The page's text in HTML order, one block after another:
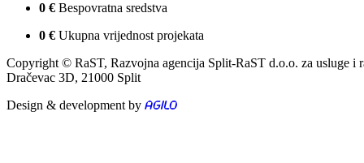
0 € Bespovratna sredstva
0 € Ukupna vrijednost projekata
Copyright © RaST, Razvojna agencija Split-RaST d.o.o. za usluge i
Dračevac 3D, 21000 Split
Design & development by